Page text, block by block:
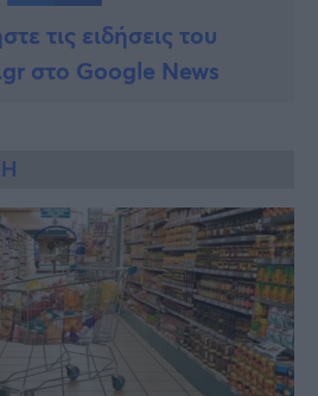
τις ειδήσεις του
στο Google News